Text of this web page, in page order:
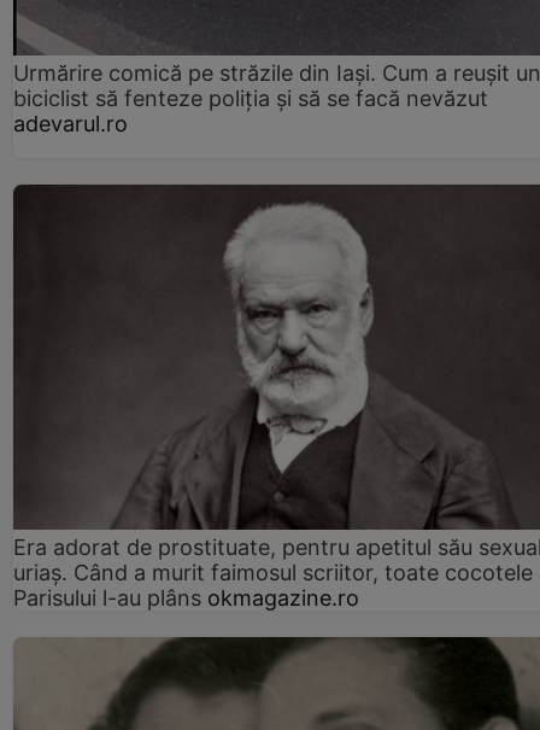
Urmărire comică pe străzile din Iași. Cum a reușit un
biciclist să fenteze poliția și să se facă nevăzut
adevarul.ro
Era adorat de prostituate, pentru apetitul său
uriaș. Când a murit faimosul scriitor, toate cocotele
Parisului l-au plâns okmagazine.ro